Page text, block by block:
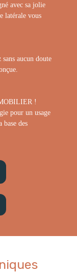
avec sa jolie
latérale vous
aucun doute
!
pour un usage
des